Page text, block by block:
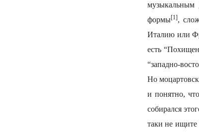
музыкальным
формы[1],
Италию или
есть
“западно-
Но
и понятно,
собирался
таки не